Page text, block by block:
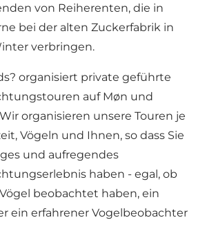
von Reiherenten, die in
bei der alten Zuckerfabrik in
verbringen.
organisiert private geführte
auf Møn und
organisieren unsere Touren je
Vögeln und Ihnen, so dass Sie
und aufregendes
haben - egal, ob
beobachtet haben, ein
ein erfahrener Vogelbeobachter